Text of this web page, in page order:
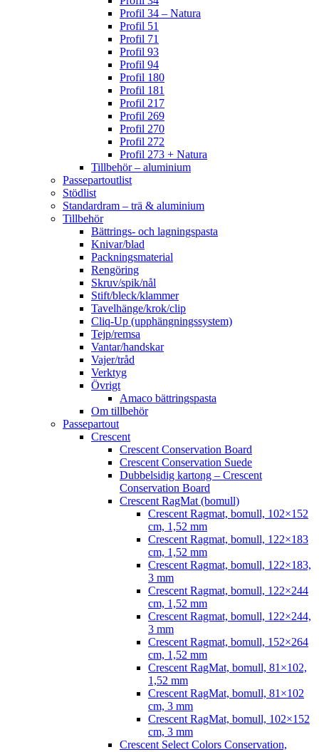
Profil 34 – Natura
Profil 51
Profil 71
Profil 93
Profil 94
Profil 180
Profil 181
Profil 217
Profil 269
Profil 270
Profil 272
Profil 273 + Natura
Tillbehör – aluminium
Passepartoutlist
Stödlist
Standardram – trä & aluminium
Tillbehör
Bättrings- och lagningspasta
Knivar/blad
Packningsmaterial
Rengöring
Skruv/spik/nål
Stift/bleck/klammer
Tavelhänge/krok/clip
Cliq-Up (upphängningssystem)
Tejp/remsa
Vantar/handskar
Vajer/tråd
Verktyg
Övrigt
Amaco bättringspasta
Om tillbehör
Passepartout
Crescent
Crescent Conservation Board
Crescent Conservation Suede
Dubbelsidig kartong – Crescent
Conservation Board
Crescent RagMat (bomull)
Crescent Ragmat, bomull, 102×152
cm, 1,52 mm
Crescent Ragmat, bomull, 122×183
cm, 1,52 mm
Crescent Ragmat, bomull, 122×183,
3 mm
Crescent Ragmat, bomull, 122×244
cm, 1,52 mm
Crescent Ragmat, bomull, 122×244,
3 mm
Crescent Ragmat, bomull, 152×264
cm, 1,52 mm
Crescent RagMat, bomull, 81×102,
1,52 mm
Crescent RagMat, bomull, 81×102
cm, 3 mm
Crescent RagMat, bomull, 102×152
cm, 3 mm
Crescent Select Colors Conservation,